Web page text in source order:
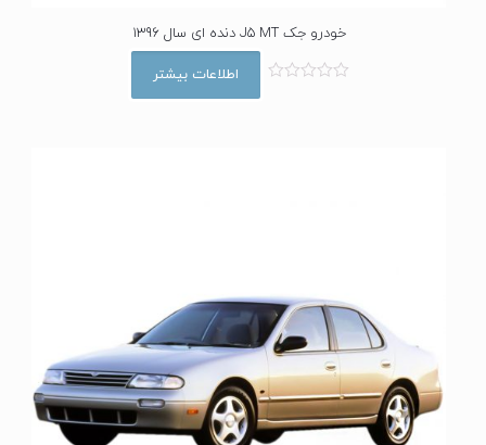
خودرو جک J5 MT دنده ای سال 1396
اطلاعات بیشتر